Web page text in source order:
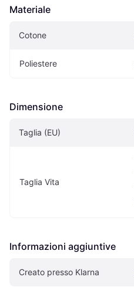
Materiale
Cotone
Poliestere
Dimensione
Taglia (EU)
Taglia Vita
Informazioni aggiuntive
Creato presso Klarna